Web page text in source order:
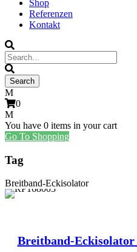
Shop
Referenzen
Kontakt
0
You have 0 items in your cart
Go To Shopping
Tag
Breitband-Eckisolator
Breitband-Eckisolator